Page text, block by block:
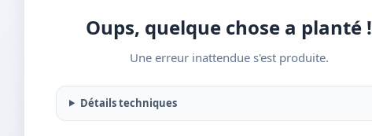
Oups, quelque chose a planté !
Une erreur inattendue s'est produite.
Détails techniques